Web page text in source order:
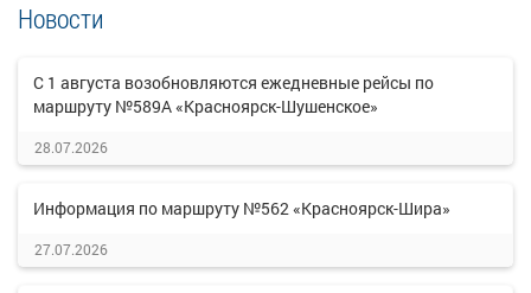
Новости
С 1 августа возобновляются ежедневные рейсы по
маршруту №589А «Красноярск-Шушенское»
28.07.2026
Информация по маршруту №562 «Красноярск-Шира»
27.07.2026